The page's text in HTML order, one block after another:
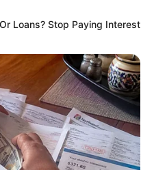
Viagra After What I
Loans? Stop Paying Interest